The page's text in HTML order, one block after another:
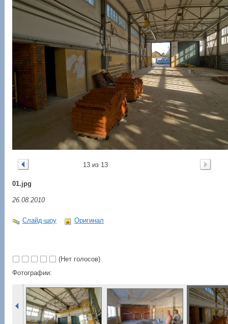
13 из 13
01.jpg
26.08.2010
Слайд-шоу Оригинал
(Нет голосов)
Фотографии: